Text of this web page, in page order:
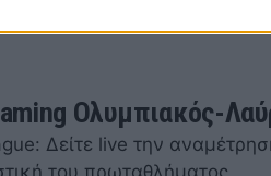
Ολυμπιακός-
Δείτε live την